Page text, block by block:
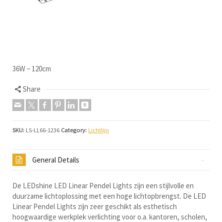
36W ~ 120cm
Share
SKU: LS-LL66-1236 Category: Lichtlijn
General Details
De LEDshine LED Linear Pendel Lights zijn een stijlvolle en
duurzame lichtoplossing met een hoge lichtopbrengst. De LED
Linear Pendel Lights zijn zeer geschikt als esthetisch
hoogwaardige werkplek verlichting voor o.a. kantoren, scholen,